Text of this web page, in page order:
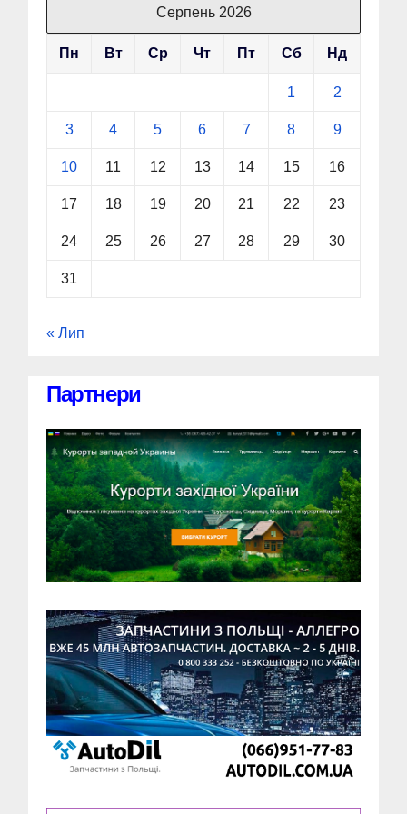
Серпень 2026
Пн Вт Ср Чт Пт Сб Нд
1 2
3 4 5 6 7 8 9
10 11 12 13 14 15 16
17 18 19 20 21 22 23
24 25 26 27 28 29 30
31
« Лип
Партнери